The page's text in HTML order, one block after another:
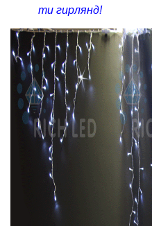
ти гирлянд!